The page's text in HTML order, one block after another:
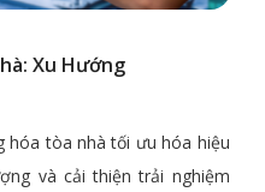
Xu Hướng
hóa tòa nhà tối ưu hóa hiệu
và cải thiện trải nghiệm